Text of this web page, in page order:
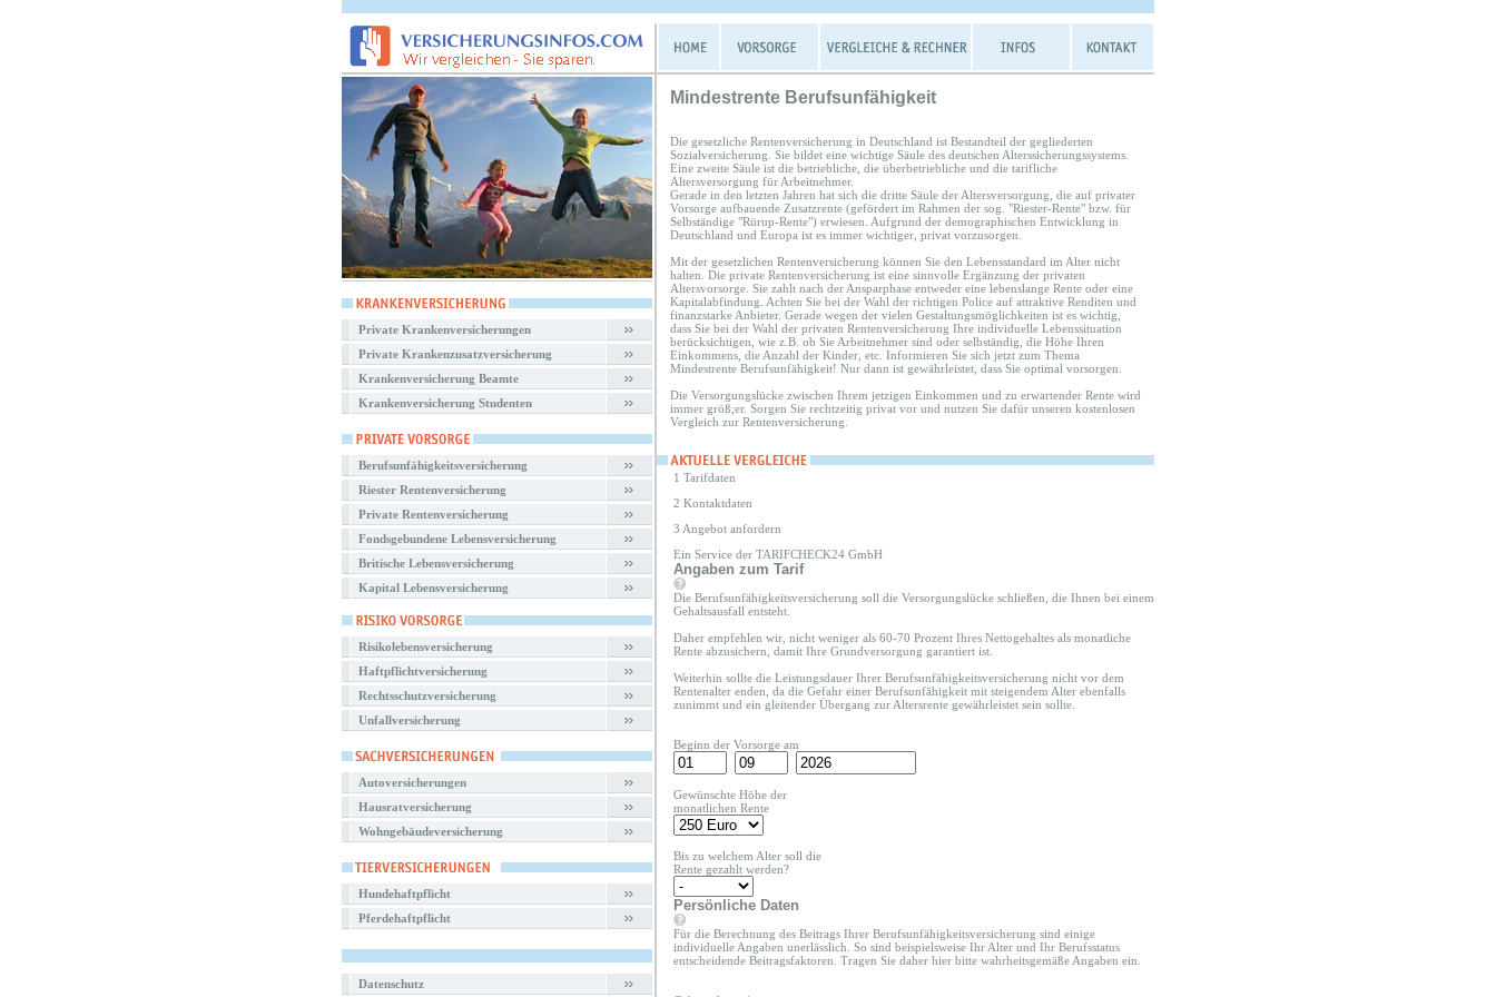
Private Krankenversicherungen
Private Krankenzusatzversicherung
Krankenversicherung Beamte
Krankenversicherung Studenten
Berufsunfähigkeitsversicherung
Riester Rentenversicherung
Private Rentenversicherung
Fondsgebundene Lebensversicherung
Britische Lebensversicherung
Kapital Lebensversicherung
Risikolebensversicherung
Haftpflichtversicherung
Rechtsschutzversicherung
Unfallversicherung
Autoversicherungen
Hausratversicherung
Wohngebäudeversicherung
Hundehaftpflicht
Pferdehaftpflicht
Datenschutz
Mindestrente Berufsunfähigkeit
Die gesetzliche Rentenversicherung in Deutschland ist Bestandteil der gegliederten
Sozialversicherung. Sie bildet eine wichtige Säule des deutschen Alterssicherungssystems.
Eine zweite Säule ist die betriebliche, die überbetriebliche und die tarifliche
Altersversorgung für Arbeitnehmer.
Gerade in den letzten Jahren hat sich die dritte Säule der Altersversorgung, die auf privater
Vorsorge aufbauende Zusatzrente (gefördert im Rahmen der sog. "Riester-Rente" bzw. für
Selbständige "Rürup-Rente") erwiesen. Aufgrund der demographischen Entwicklung in
Deutschland und Europa ist es immer wichtiger, privat vorzusorgen.
Mit der gesetzlichen Rentenversicherung können Sie den Lebensstandard im Alter nicht
halten. Die private Rentenversicherung ist eine sinnvolle Ergänzung der privaten
Altersvorsorge. Sie zahlt nach der Ansparphase entweder eine lebenslange Rente oder eine
Kapitalabfindung. Achten Sie bei der Wahl der richtigen Police auf attraktive Renditen und
finanzstarke Anbieter. Gerade wegen der vielen Gestaltungsmöglichkeiten ist es wichtig,
dass Sie bei der Wahl der privaten Rentenversicherung Ihre individuelle Lebenssituation
berücksichtigen, wie z.B. ob Sie Arbeitnehmer sind oder selbständig, die Höhe Ihren
Einkommens, die Anzahl der Kinder, etc. Informieren Sie sich jetzt zum Thema
Mindestrente Berufsunfähigkeit! Nur dann ist gewährleistet, dass Sie optimal vorsorgen.
Die Versorgungslücke zwischen Ihrem jetzigen Einkommen und zu erwartender Rente wird
immer größ;er. Sorgen Sie rechtzeitig privat vor und nutzen Sie dafür unseren kostenlosen
Vergleich zur Rentenversicherung.
1 Tarifdaten
2 Kontaktdaten
3 Angebot anfordern
Ein Service der TARIFCHECK24 GmbH
Angaben zum Tarif
Die Berufsunfähigkeitsversicherung soll die Versorgungslücke schließen, die Ihnen bei einem
Gehaltsausfall entsteht.
Daher empfehlen wir, nicht weniger als 60-70 Prozent Ihres Nettogehaltes als monatliche
Rente abzusichern, damit Ihre Grundversorgung garantiert ist.
Weiterhin sollte die Leistungsdauer Ihrer Berufsunfähigkeitsversicherung nicht vor dem
Rentenalter enden, da die Gefahr einer Berufsunfähigkeit mit steigendem Alter ebenfalls
zunimmt und ein gleitender Übergang zur Altersrente gewährleistet sein sollte.
Beginn der Vorsorge am
Gewünschte Höhe der
monatlichen Rente
Bis zu welchem Alter soll die
Rente gezahlt werden?
Persönliche Daten
Für die Berechnung des Beitrags Ihrer Berufsunfähigkeitsversicherung sind einige
individuelle Angaben unerlässlich. So sind beispielsweise Ihr Alter und Ihr Berufsstatus
entscheidende Beitragsfaktoren. Tragen Sie daher hier bitte wahrheitsgemäße Angaben ein.